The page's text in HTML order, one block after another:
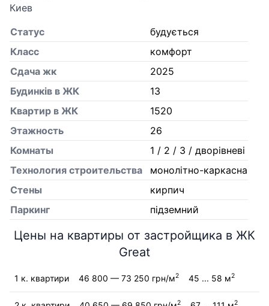
Киев
Статус
будується
Класс
комфорт
Сдача жк
2025
Будинків в ЖК
13
Квартир в ЖК
1520
Этажность
26
Комнаты
1 / 2 / 3 / дворівневі
Технология строительства
монолітно-каркасна
Стены
кирпич
Паркинг
підземний
Цены на квартиры от застройщика в ЖК
Great
1 к. квартири 46 800 — 73 250 грн/м2 45 ... 58 м2
2 2